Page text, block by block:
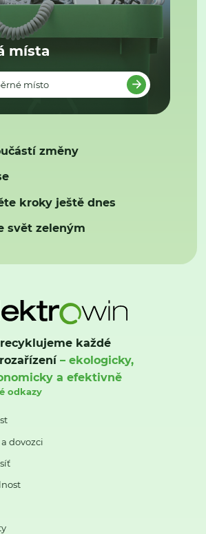
místa
místo
změny
kroky ještě dnes
svět zeleným
každé
– ekologicky,
a efektivně
odkazy
dovozci